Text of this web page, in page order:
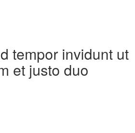
tempor invidunt ut
et justo duo